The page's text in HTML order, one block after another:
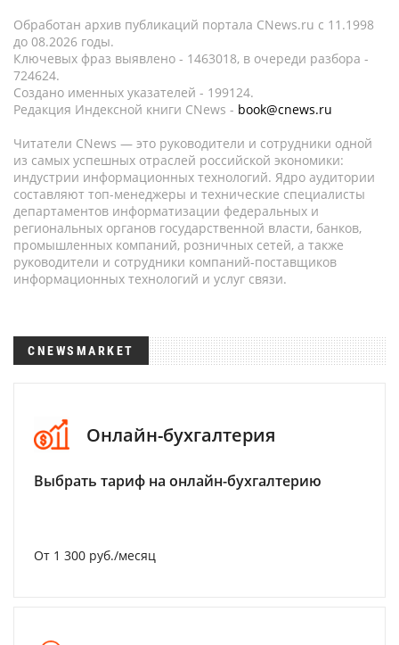
Обработан архив публикаций портала CNews.ru c 11.1998
до 08.2026 годы.
Ключевых фраз выявлено - 1463018, в очереди разбора -
724624.
Создано именных указателей - 199124.
Редакция Индексной книги CNews - book@cnews.ru
Читатели CNews — это руководители и сотрудники одной
из самых успешных отраслей российской экономики:
индустрии информационных технологий. Ядро аудитории
составляют топ-менеджеры и технические специалисты
департаментов информатизации федеральных и
региональных органов государственной власти, банков,
промышленных компаний, розничных сетей, а также
руководители и сотрудники компаний-поставщиков
информационных технологий и услуг связи.
CNEWSMARKET
Онлайн-бухгалтерия
Выбрать тариф на онлайн-бухгалтерию
От 1 300 руб./месяц